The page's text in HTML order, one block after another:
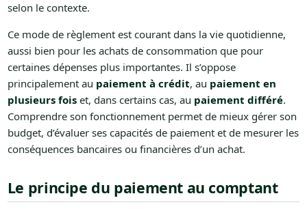
selon le contexte.
Ce mode de règlement est courant dans la vie quotidienne,
aussi bien pour les achats de consommation que pour
certaines dépenses plus importantes. Il s’oppose
principalement au paiement à crédit, au paiement en
plusieurs foiset, dans certains cas, au paiement différé.
Comprendre son fonctionnement permet de mieux gérer son
budget, d’évaluer ses capacités de paiement et de mesurer les
conséquences bancaires ou financières d’un achat.
Le principe du paiement au comptant